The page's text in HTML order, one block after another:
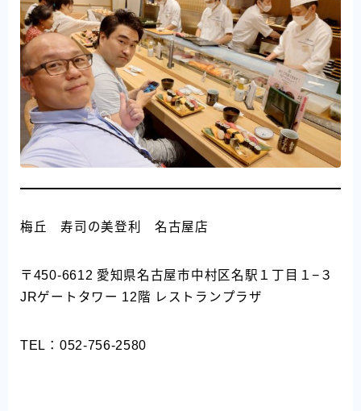
梅丘 寿司の美登利 名古屋店
〒450-6612 愛知県名古屋市中村区名駅１丁目１−３
JRゲートタワー 12階 レストランプラザ
TEL：052-756-2580